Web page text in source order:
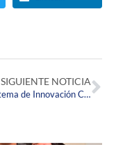
SIGUIENTE NOTICIA
¡El Ecosistema de Innovación Corpista te invita a conocer los proyectos de investigación y emprendimiento de la Escuela de Enfermería!